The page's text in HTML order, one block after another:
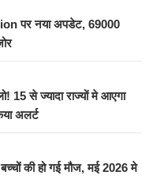
पर नया अपडेट, 69000
15 से ज्यादा राज्यों मे आएगा
अलर्ट
की हो गई मौज, मई 2026 मे